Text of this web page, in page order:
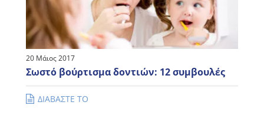
20 Μάιος 2017
Σωστό βούρτισμα δοντιών: 12 συμβουλές
ΔΙΑΒΑΣΤΕ ΤΟ